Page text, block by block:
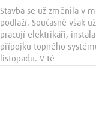
Stavba se už změnila v
podlaží. Současně však
pracují elektrikáři,
přípojku topného
listopadu. V té